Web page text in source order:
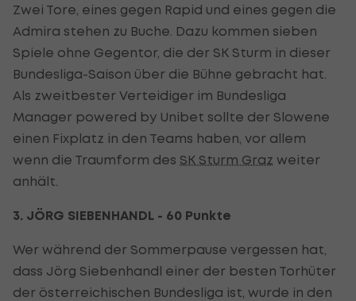
Zwei Tore, eines gegen Rapid und eines gegen die
Admira stehen zu Buche. Dazu kommen sieben
Spiele ohne Gegentor, die der SK Sturm in dieser
Bundesliga-Saison über die Bühne gebracht hat.
Als zweitbester Verteidiger im Bundesliga
Manager powered by Unibet sollte der Slowene
einen Fixplatz in den Teams haben, vor allem
wenn die Traumform des SK Sturm Graz weiter
anhält.
3. JÖRG SIEBENHANDL - 60 Punkte
Wer während der Sommerpause vergessen hat,
dass Jörg Siebenhandl einer der besten Torhüter
der österreichischen Bundesliga ist, wurde in den